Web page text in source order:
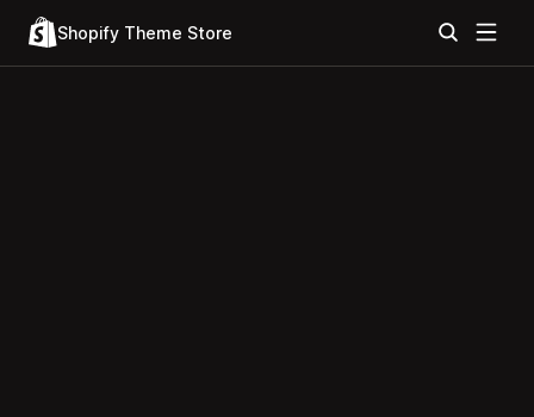
Shopify Theme Store